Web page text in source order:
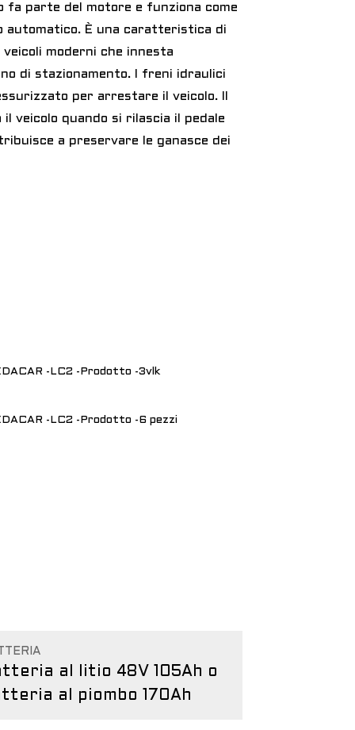
fa parte del motore e funziona come
automatico. È una caratteristica di
moderni che innesta
di stazionamento. I freni idraulici
per arrestare il veicolo. Il
veicolo quando si rilascia il pedale
a preservare le ganasce dei
al litio 48V 105Ah o
al piombo 170Ah